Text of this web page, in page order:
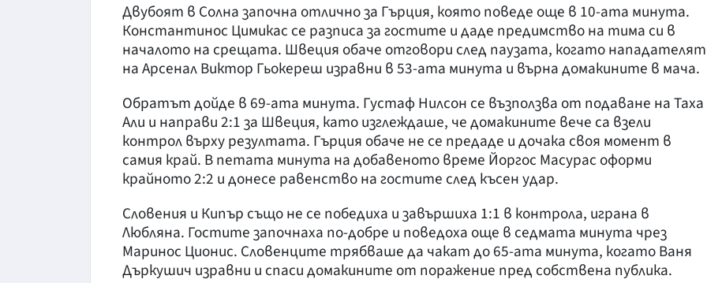
Двубоят в Солна започна отлично за Гърция, която поведе още в 10-ата минута.
Константинос Цимикас се разписа за гостите и даде предимство на тима си в
началото на срещата. Швеция обаче отговори след паузата, когато нападателят
на Арсенал Виктор Гьокереш изравни в 53-ата минута и върна домакините в мача.
Обратът дойде в 69-ата минута. Густаф Нилсон се възползва от подаване на Таха
Али и направи 2:1 за Швеция, като изглеждаше, че домакините вече са взели
контрол върху резултата. Гърция обаче не се предаде и дочака своя момент в
самия край. В петата минута на добавеното време Йоргос Масурас оформи
крайното 2:2 и донесе равенство на гостите след късен удар.
Словения и Кипър също не се победиха и завършиха 1:1 в контрола, играна в
Любляна. Гостите започнаха по-добре и поведоха още в седмата минута чрез
Маринос Ционис. Словенците трябваше да чакат до 65-ата минута, когато Ваня
Дъркушич изравни и спаси домакините от поражение пред собствена публика.